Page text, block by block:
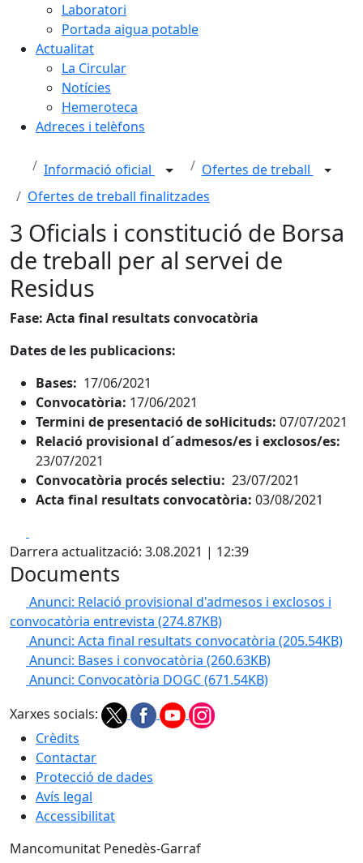
Laboratori
Portada aigua potable
Actualitat
La Circular
Notícies
Hemeroteca
Adreces i telèfons
Informació oficial
Ofertes de treball
Ofertes de treball finalitzades
3 Oficials i constitució de Borsa
de treball per al servei de
Residus
Fase: Acta final resultats convocatòria
Dates de les publicacions:
Bases: 17/06/2021
Convocatòria: 17/06/2021
Termini de presentació de sol·licituds: 07/07/2021
Relació provisional d´admesos/es i exclosos/es:
23/07/2021
Convocatòria procés selectiu: 23/07/2021
Acta final resultats convocatòria: 03/08/2021
Darrera actualització: 3.08.2021 | 12:39
Documents
Anunci: Relació provisional d'admesos i exclosos i
convocatòria entrevista (274.87KB)
Anunci: Acta final resultats convocatòria (205.54KB)
Anunci: Bases i convocatòria (260.63KB)
Anunci: Convocatòria DOGC(671.54KB)
Xarxes socials:
Crèdits
Contactar
Protecció de dades
Avís legal
Accessibilitat
Mancomunitat Penedès-Garraf